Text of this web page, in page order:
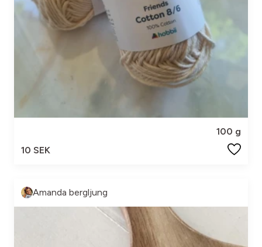
100 g
10 SEK
Amanda bergljung